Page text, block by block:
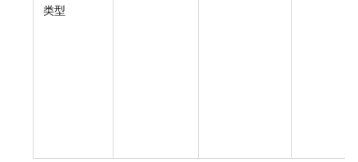
类型